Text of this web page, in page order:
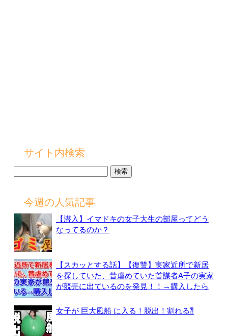
サイト内検索
今週の人気記事
【潜入】イマドキの女子大生の部屋ってどう
なってるのか？
【スカッとする話】【復讐】実家近所で新居
を探していた、昔虐めていた首謀者A子の実家
が競売に出ているのを発見！！→購入したら
女子が 巨大風船 に入る！脱出！割れる⁈